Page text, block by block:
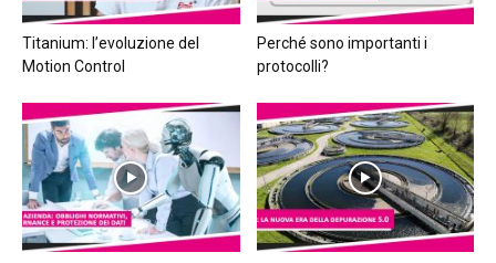
Titanium: l’evoluzione del
Motion Control
Perché sono importanti i
protocolli?